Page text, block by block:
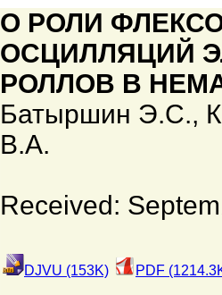
О РОЛИ
ОСЦИЛЛЯЦИЙ
РОЛЛОВ В
Батыршин Э.С.,
В.А.
Received:
DJVU (153K) PDF